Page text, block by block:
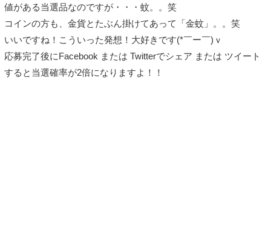
値がある当選品なのですが・・・蚊。。笑
コインの方も、金貨とたぶん掛けてあって「金蚊」。。笑
いいですね！こういった発想！大好きです(*￣ー￣)ｖ
応募完了後にFacebook または Twitterでシェア または ツイート
すると当選確率が2倍になりますよ！！